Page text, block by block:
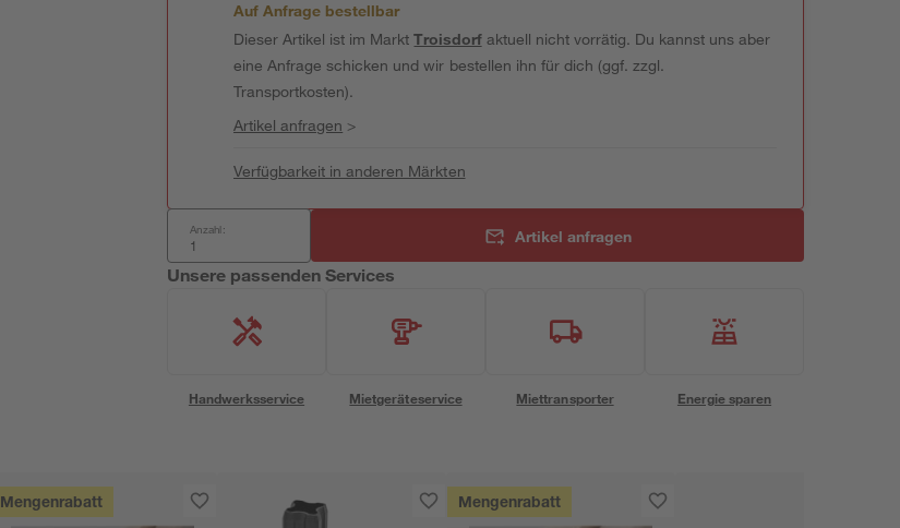
Auf Anfrage bestellbar
Dieser Artikel ist im MarktTroisdorfaktuell nicht vorrätig. Du kannst uns aber
eine Anfrage schicken und wir bestellen ihn für dich (ggf. zzgl.
Transportkosten).
Artikel anfragen >
Verfügbarkeit in anderen Märkten
Anzahl: Artikel anfragen
Unsere passenden Services
Handwerksservice Mietgeräteservice Miettransporter Energie sparen
Mengenrabatt Mengenrabatt